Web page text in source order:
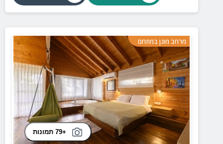
מרחב מוגן במתחם
+79 תמונות